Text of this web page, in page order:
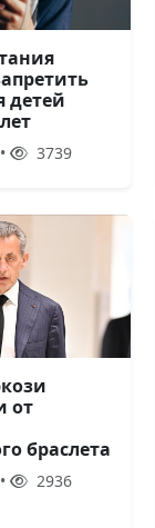
детей
3739
от
браслета
2936